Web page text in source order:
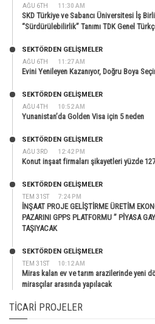
AĞU 6TH 11:30 AM
SKD Türkiye ve Sabancı Üniversitesi İş
“Sürdürülebilirlik” Tanımı TDK Genel
AĞU 6TH 11:27 AM
SEKTÖRDEN GELIŞMELER
Evini Yenileyen Kazanıyor, Doğru Boya
AĞU 4TH 10:52 AM
SEKTÖRDEN GELIŞMELER
Yunanistan’da Golden Visa için 5 neden
AĞU 3RD 12:42 PM
SEKTÖRDEN GELIŞMELER
Konut inşaat firmaları şikayetleri yüzde
TEM 31ST 7:24 PM
SEKTÖRDEN GELIŞMELER
İNŞAAT PROJE GELİŞTİRME ÜRETİM
PAZARINI GPPS PLATFORMU ” PİYASA
TAŞIYACAK
TEM 31ST 10:12 AM
SEKTÖRDEN GELIŞMELER
Miras kalan ev ve tarım arazilerinde yeni
mirasçılar arasında yapılacak
TICARI PROJELER